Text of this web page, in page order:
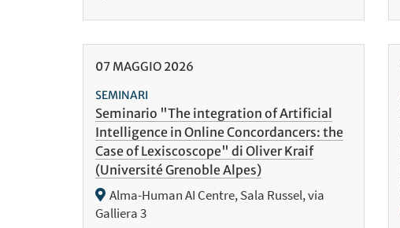
07MAGGIO 2026
SEMINARI
Seminario "The integration of Artificial
Intelligence in Online Concordancers: the
Case of Lexiscoscope" di Oliver Kraif
(Université Grenoble Alpes)
Alma-Human AI Centre, Sala Russel, via
Galliera 3